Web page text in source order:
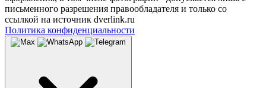
письменного разрешения правообладателя и только со
ссылкой на источник dverlink.ru
Политика конфиденциальности